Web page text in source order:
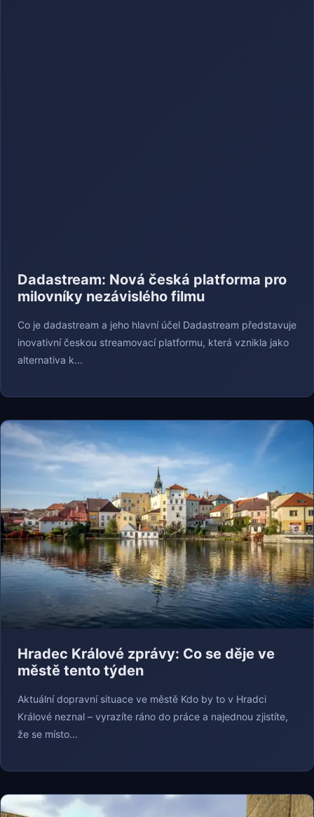
Dadastream: Nová česká platforma pro
milovníky nezávislého filmu
Co je dadastream a jeho hlavní účel Dadastream představuje
inovativní českou streamovací platformu, která vznikla jako
alternativa k...
Hradec Králové zprávy: Co se děje ve
městě tento týden
Aktuální dopravní situace ve městě Kdo by to v Hradci
Králové neznal – vyrazíte ráno do práce a najednou zjistíte,
že se místo...